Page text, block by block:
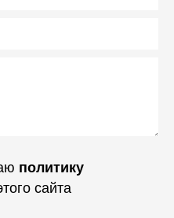
политику
сайта